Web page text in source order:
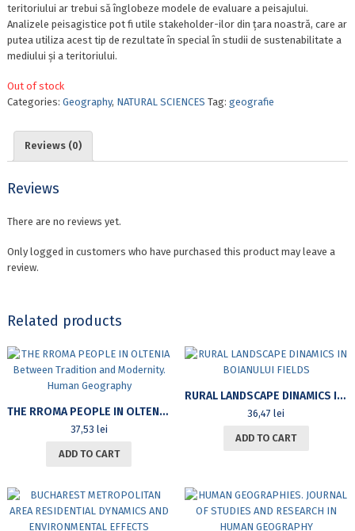
teritoriului ar trebui să înglobeze modele de evaluare a peisajului.
Analizele peisagistice pot fi utile stakeholder-ilor din țara noastră, care ar
putea utiliza acest tip de rezultate în special în studii de sustenabilitate a
mediului și a teritoriului.
Out of stock
Categories: Geography, NATURAL SCIENCES Tag: geografie
Reviews (0)
Reviews
There are no reviews yet.
Only logged in customers who have purchased this product may leave a
review.
Related products
THE RROMA PEOPLE IN OLTENIA BETWEEN TRADITION AND MODERNITY. HUMAN GEOGRAPHY
37,53 lei
ADD TO CART
RURAL LANDSCAPE DINAMICS IN BOIANULUI FIELDS
36,47 lei
ADD TO CART